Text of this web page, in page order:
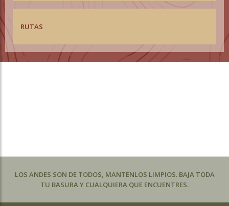
RUTAS
LOS ANDES SON DE TODOS, MANTENLOS LIMPIOS. BAJA TODA
TU BASURA Y CUALQUIERA QUE ENCUENTRES.